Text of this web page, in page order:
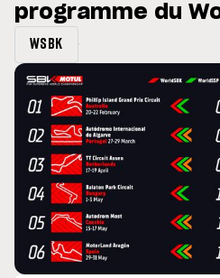
en septembre
programme du
WSBK